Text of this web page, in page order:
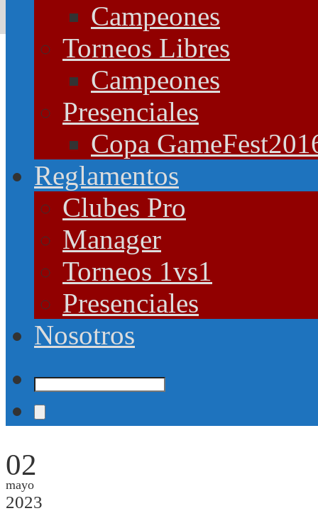
Campeones
Torneos Libres
Campeones
Presenciales
Copa
Reglamentos
Clubes Pro
Manager
Torneos 1vs1
Presenciales
Nosotros
02
mayo
2023